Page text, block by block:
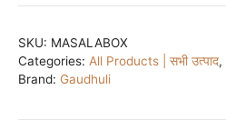
हस्तनिर्मित
SKU: MASALABOX
Categories: All Products | सभी उत्पाद,
Brand: Gaudhuli